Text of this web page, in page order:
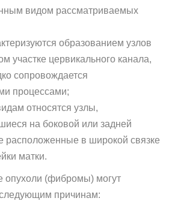
видом рассматриваемых
образованием узлов
участке цервикального канала,
сопровождается
процессами;
относятся узлы,
на боковой или задней
расположенные в широкой связке
матки.
опухоли (фибромы) могут
причинам: